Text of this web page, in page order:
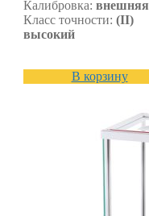
Калибровка: внешняя
Класс точности: (II)
высокий
В корзину